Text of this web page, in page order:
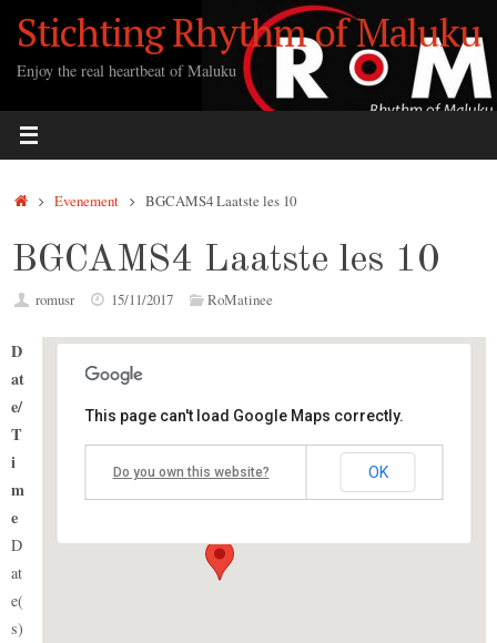
naarStichting Rhythm of Maluku
Enjoy the real heartbeat of Maluku
HomeEvenement BGCAMS4 Laatste les 10
BGCAMS4 Laatste les 10
romusr 15/11/2017 RoMatinee
Lucas Community
Notweg 32 - Amsterdam
Events
This page can't load Google Maps correctly.
Do you own this website? OK
D
at
e/
T
i
m
e
D
at
e(
s)